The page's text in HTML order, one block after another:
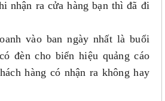
nhận ra cửa hàng bạn thì đã đi
vào ban ngày nhất là buổi
đèn cho biển hiệu quảng cáo
hàng có nhận ra không hay